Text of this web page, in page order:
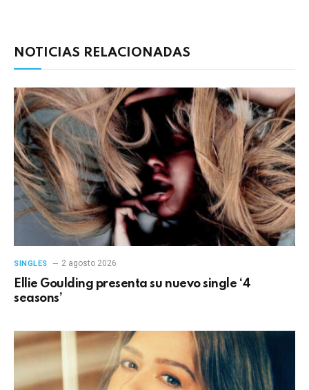
NOTICIAS RELACIONADAS
SINGLES 2 agosto 2026
Ellie Goulding presenta su nuevo single ‘4
seasons’